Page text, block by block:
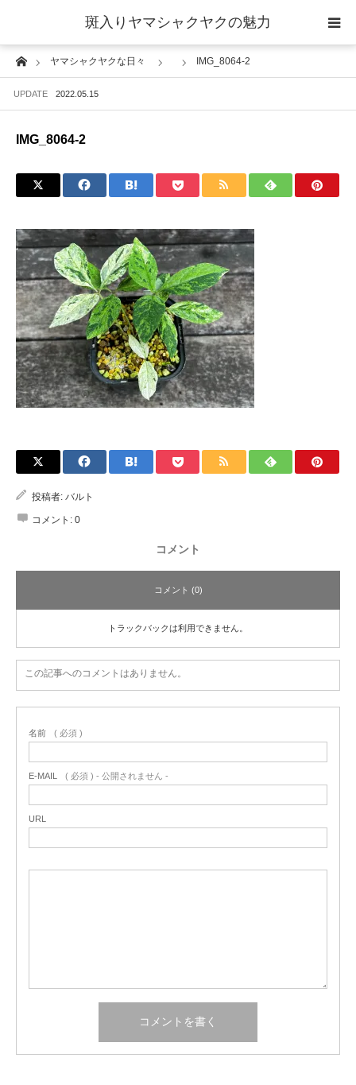
斑入りヤマシャクヤクの魅力
Homeヤマシャクヤクな日々 IMG_8064-2
UPDATE 2022.05.15
IMG_8064-2
投稿者: バルト
コメント: 0
コメント
コメント (0)
トラックバックは利用できません。
この記事へのコメントはありません。
名前 ( 必須 )
E-MAIL ( 必須 ) - 公開されません -
URL
当サイトについて
斑入りヤマシャクヤクの魅力 ギャラリー